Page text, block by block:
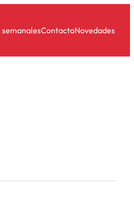
ContactoNovedades